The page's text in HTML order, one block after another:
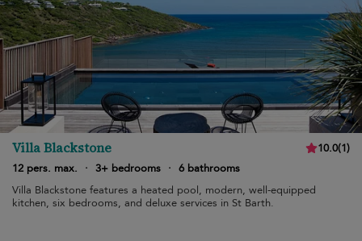
Villa Blackstone 10.0(1)
12 pers. max.
· 3+ bedrooms · 6 bathrooms
Villa Blackstone features a heated pool, modern, well-equipped
kitchen, six bedrooms, and deluxe services in St Barth.